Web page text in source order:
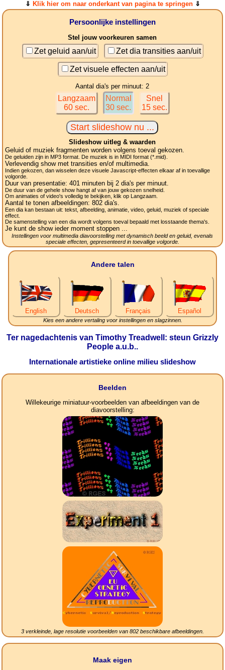
⇓ Klik hier om naar onderkant van pagina te springen⇓
Persoonlijke instellingen
Stel jouw voorkeuren samen
Zet geluid aan/uit Zet dia transities aan/uit
Zet visuele effecten aan/uit
Aantal dia's per minuut: 2
Langzaam
60 sec.
Normal
30 sec.
Snel
15 sec.
Slideshow uitleg & waarden
Geluid of muziek fragmenten worden volgens toeval gekozen.
De geluiden zijn in MP3 format. De muziek is in MIDI format (*.mid).
Verlevendig show met transities en/of multimedia.
Indien gekozen, dan wisselen deze visuele Javascript-effecten elkaar af in toevallige
volgorde.
Duur van presentatie: 401 minuten bij 2 dia's per minuut.
De duur van de gehele show hangt af van jouw gekozen snelheid.
Om animaties of video's volledig te bekijken, klik op Langzaam.
Aantal te tonen afbeeldingen: 802dia's.
Een dia kan bestaan uit: tekst, afbeelding, animatie, video, geluid, muziek of speciale
effect.
De samenstelling van een dia wordt volgens toeval bepaald met losstaande thema's.
Je kunt de show ieder moment stoppen ...
Instellingen voor multimedia diavoorstelling met dynamisch beeld en geluid, evenals
speciale effecten, gepresenteerd in toevallige volgorde.
Andere talen
English Deutsch Français Español
Kies een andere vertaling voor instellingen en slagzinnen.
Ter nagedachtenis van Timothy Treadwell: steun Grizzly
People a.u.b..
Internationale artistieke online milieu slideshow
Beelden
Willekeurige miniatuur-voorbeelden van afbeeldingen van de
diavoorstelling:
3 verkleinde, lage resolutie voorbeelden van 802 beschikbare afbeeldingen.
Maak eigen